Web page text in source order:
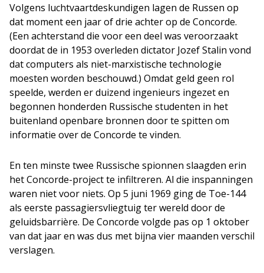
Volgens luchtvaartdeskundigen lagen de Russen op
dat moment een jaar of drie achter op de Concorde.
(Een achterstand die voor een deel was veroorzaakt
doordat de in 1953 overleden dictator Jozef Stalin vond
dat computers als niet-marxistische technologie
moesten worden beschouwd.) Omdat geld geen rol
speelde, werden er duizend ingenieurs ingezet en
begonnen honderden Russische studenten in het
buitenland openbare bronnen door te spitten om
informatie over de Concorde te vinden.
En ten minste twee Russische spionnen slaagden erin
het Concorde-project te infiltreren. Al die inspanningen
waren niet voor niets. Op 5 juni 1969 ging de Toe-144
als eerste passagiersvliegtuig ter wereld door de
geluidsbarrière. De Concorde volgde pas op 1 oktober
van dat jaar en was dus met bijna vier maanden verschil
verslagen.